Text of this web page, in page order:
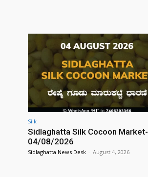
Silk
Sidlaghatta Silk Cocoon Market-
04/08/2026
Sidlaghatta News Desk - August 4, 2026